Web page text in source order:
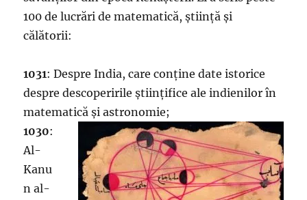
100 de lucrări de matematică, știință și
călătorii:
1031: Despre India, care conține date istorice
despre descoperirile științifice ale indienilor în
matematică și astronomie;
1030:
Al-
Kanu
n al-